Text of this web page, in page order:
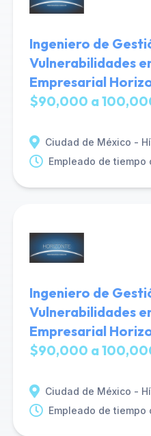
Ingeniero de
Vulnerabilidades
Empresarial
$90,000 a
Ciudad de México -
Empleado de tiempo
Ingeniero de
Vulnerabilidades
Empresarial
$90,000 a
Ciudad de México -
Empleado de tiempo